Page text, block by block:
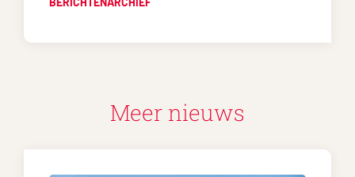
Meer nieuws